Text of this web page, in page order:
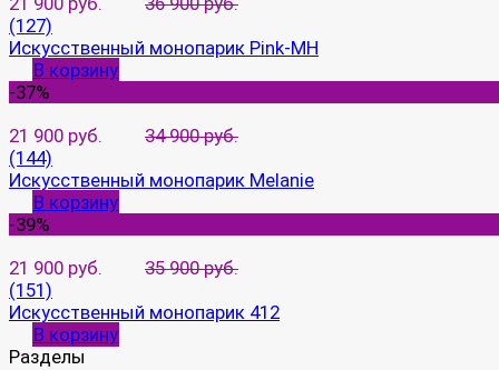
(127)
Искусственный монопарик Pink-MH
В корзину
-37%
21 900 руб.
34 900 руб.
(144)
Искусственный монопарик Melanie
В корзину
-39%
21 900 руб.
35 900 руб.
(151)
Искусственный монопарик 412
В корзину
Разделы